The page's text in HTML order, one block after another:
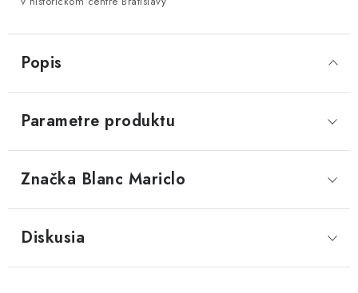
Popis
Parametre produktu
Značka Blanc Mariclo
Diskusia